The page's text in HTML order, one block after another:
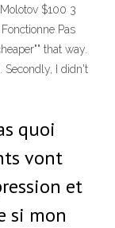
$100 3
Pas
that way.
Secondly, I didn't
quoi
vont
et
si mon